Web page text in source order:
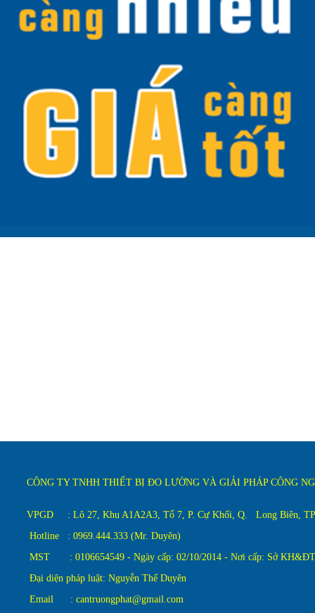
CÔNG TY TNHH THIẾT BỊ ĐO LƯỜNG VÀ GIẢI PHÁP CÔNG
VPGD : Lô 27, Khu A1A2A3, Tổ 7, P. Cự Khối, Q. Long Biên,
Hotline : 0969.444.333 (Mr. Duyên)
MST : 0106654549 - Ngày cấp: 02/10/2014 - Nơi cấp: Sở
Đại diện pháp luật: Nguyễn Thế Duyên
Email : cantruongphat@gmail.com